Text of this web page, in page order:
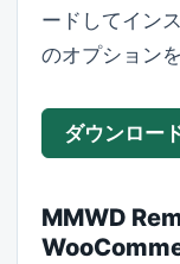
ードしてイン
のオプション
ダウンロー
MMWD